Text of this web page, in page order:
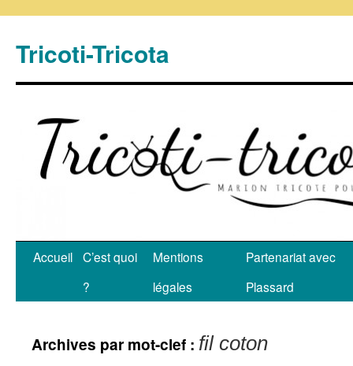
Tricoti-Tricota
Accueil C’est quoi
?
Mentions
légales
Partenariat avec
Plassard
Archives par mot-clef : fil coton